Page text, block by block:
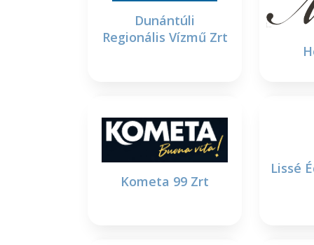
Dunántúli
Regionális Vízmű Zrt
Kometa 99 Zrt
Lissé